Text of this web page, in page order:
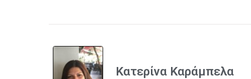
Κατερίνα Καράμπελα